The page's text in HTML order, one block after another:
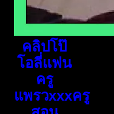
คลิปโป๊
โอลี่แฟน
ครู
แพรวxxxครู